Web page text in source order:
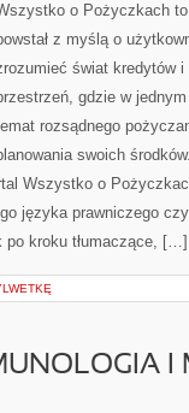
o Pożyczkach
z myślą o
świat kredytów i
gdzie w
rozsądnego
swoich
Wszystko o
języka prawniczego
po kroku tłumaczące, […]
I